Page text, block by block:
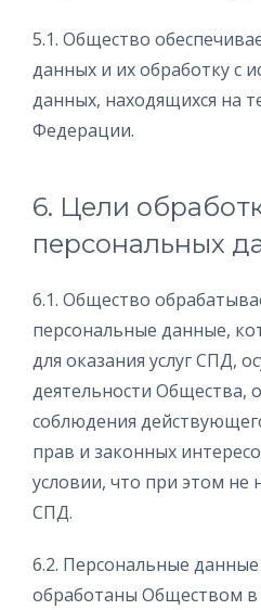
5.1. Общество
данных и их обработку с
данных, находящихся на
Федерации.
6. Цели
персональных
6.1. Общество
персональные данные,
для оказания услуг СПД,
деятельности Общества,
соблюдения
прав и законных
условии, что при этом не
СПД.
6.2. Персональные
обработаны Обществом в